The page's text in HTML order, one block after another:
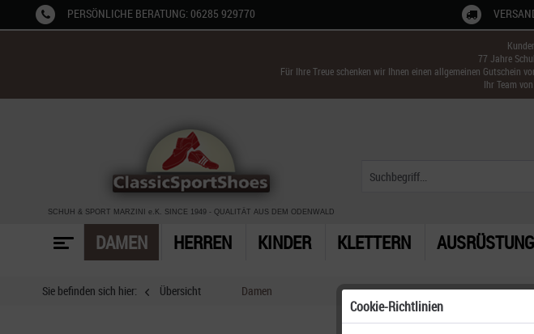
PERSÖNLICHE BERATUNG: 06285 929770
77 Jahre
Für Ihre Treue schenken wir Ihnen einen allgemeinen Gutschein
Ihr Team
SCHUH & SPORT MARZINI e.K. SINCE 1949 - QUALITÄT AUS DEM ODENWALD
DAMEN HERREN KINDER KLETTERN AUSRÜSTUNG
Sie befinden sich hier: Übersicht Damen
Cookie-Richtlinien